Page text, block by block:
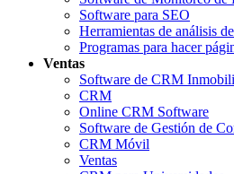
Software para SEO
Herramientas de análisis
Programas para hacer
Ventas
Software de CRM
CRM
Online CRM Software
Software de Gestión de
CRM Móvil
Ventas